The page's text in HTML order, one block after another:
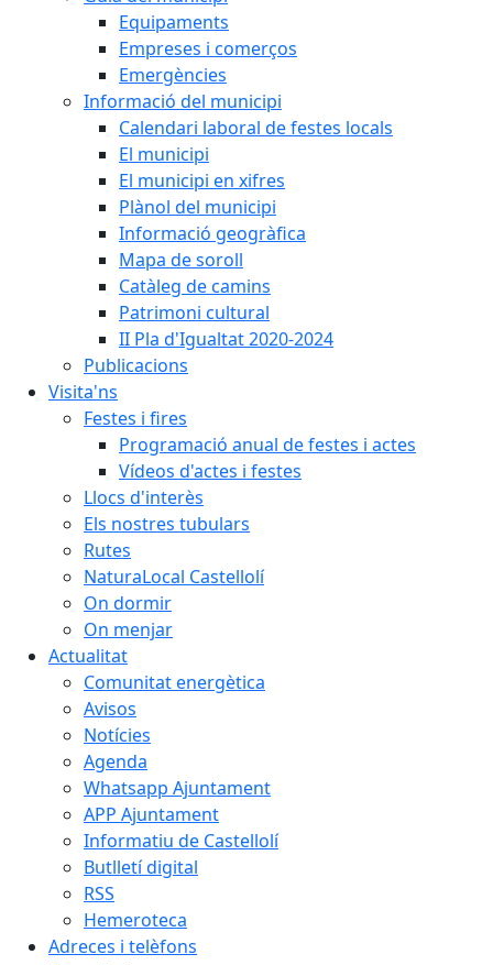
Equipaments
Empreses i comerços
Emergències
Informació del municipi
Calendari laboral de festes locals
El municipi
El municipi en xifres
Plànol del municipi
Informació geogràfica
Mapa de soroll
Catàleg de camins
Patrimoni cultural
II Pla d'Igualtat 2020-2024
Publicacions
Visita'ns
Festes i fires
Programació anual de festes i actes
Vídeos d'actes i festes
Llocs d'interès
Els nostres tubulars
Rutes
NaturaLocal Castellolí
On dormir
On menjar
Actualitat
Comunitat energètica
Avisos
Notícies
Agenda
Whatsapp Ajuntament
APP Ajuntament
Informatiu de Castellolí
Butlletí digital
RSS
Hemeroteca
Adreces i telèfons